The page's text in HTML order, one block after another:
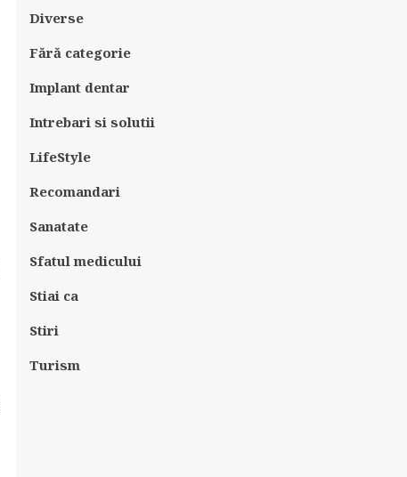
Diverse
Fără categorie
Implant dentar
Intrebari si solutii
LifeStyle
Recomandari
Sanatate
Sfatul medicului
Stiai ca
Stiri
Turism